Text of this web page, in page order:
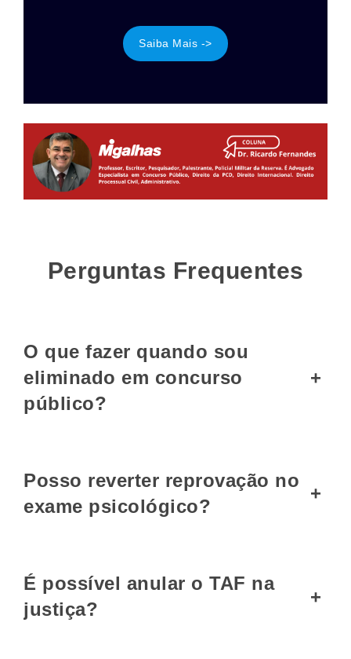
Saiba Mais ->
Perguntas Frequentes
O que fazer quando sou
eliminado em concurso
público?
+
Posso reverter reprovação no
exame psicológico?
+
É possível anular o TAF na
justiça?
+